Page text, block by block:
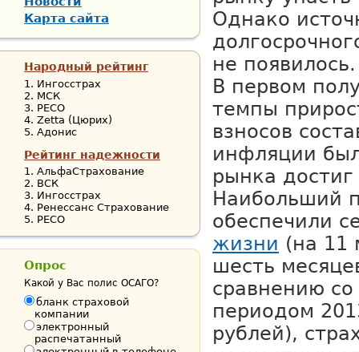
Однако
не появилось.
В первом
темпы
взносов
инфляции
рынка
Наибольший
обеспечили
жизни (на 11
шесть
сравнению
периодом
рублей),
Карта сайта
Народный рейтинг
Ингосстрах
МСК
РЕСО
Zetta (Цюрих)
Адонис
Рейтинг надежности
АльфаСтрахование
ВСК
Ингосстрах
Ренессанс Страхование
РЕСО
Опрос
Какой у Вас полис ОСАГО?
бланк страховой
компании
электронный
распечатанный